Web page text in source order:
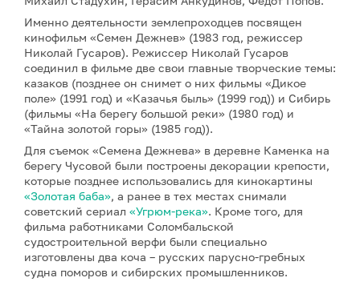
Именно деятельности землепроходцев посвящен
кинофильм «Семен Дежнев» (1983 год, режиссер
Николай Гусаров). Режиссер Николай Гусаров
соединил в фильме две свои главные творческие темы:
казаков (позднее он снимет о них фильмы «Дикое
поле» (1991 год) и «Казачья быль» (1999 год)) и Сибирь
(фильмы «На берегу большой реки» (1980 год) и
«Тайна золотой горы» (1985 год)).
Для съемок «Семена Дежнева» в деревне Каменка на
берегу Чусовой были построены декорации крепости,
которые позднее использовались для кинокартины
«Золотая баба», а ранее в тех местах снимали
советский сериал «Угрюм-река». Кроме того, для
фильма работниками Соломбальской
судостроительной верфи были специально
изготовлены два коча – русских парусно-гребных
судна поморов и сибирских промышленников.